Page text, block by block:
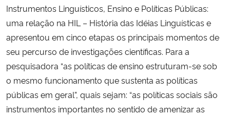
Instrumentos Linguísticos, Ensino e Políticas Públicas:
uma relação na HIL – História das Idéias Linguísticas e
apresentou em cinco etapas os principais momentos de
seu percurso de investigações científicas. Para a
pesquisadora “as políticas de ensino estruturam-se sob
o mesmo funcionamento que sustenta as políticas
públicas em geral”, quais sejam: “as políticas sociais são
instrumentos importantes no sentido de amenizar as